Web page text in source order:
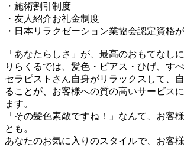
・施術割引制度
・友人紹介お礼金制度
・日本リラクゼーション業協会認定資格
「あなたらしさ」が、最高のおもてなしに
りらくるでは、髪色・ピアス・ひげ、すべ
セラピストさん自身がリラックスして、
ることが、お客様への質の高いサービス
ます。
「その髪色素敵ですね！」なんて、お客
とも。
あなたのお気に入りのスタイルで、お客